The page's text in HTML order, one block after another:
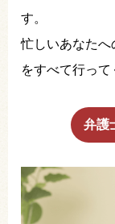
す。
忙しいあなたへ
をすべて行って
弁護